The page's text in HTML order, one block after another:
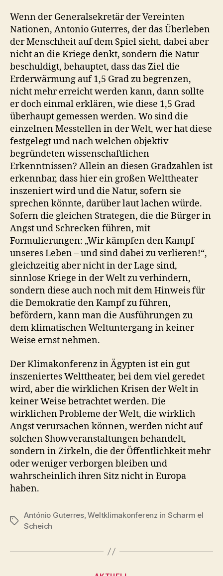
Wenn der Generalsekretär der Vereinten
Nationen, Antonio Guterres, der das Überleben
der Menschheit auf dem Spiel sieht, dabei aber
nicht an die Kriege denkt, sondern die Natur
beschuldigt, behauptet, dass das Ziel die
Erderwärmung auf 1,5 Grad zu begrenzen,
nicht mehr erreicht werden kann, dann sollte
er doch einmal erklären, wie diese 1,5 Grad
überhaupt gemessen werden. Wo sind die
einzelnen Messtellen in der Welt, wer hat diese
festgelegt und nach welchen objektiv
begründeten wissenschaftlichen
Erkenntnissen? Allein an diesen Gradzahlen ist
erkennbar, dass hier ein großen Welttheater
inszeniert wird und die Natur, sofern sie
sprechen könnte, darüber laut lachen würde.
Sofern die gleichen Strategen, die die Bürger in
Angst und Schrecken führen, mit
Formulierungen: „Wir kämpfen den Kampf
unseres Leben – und sind dabei zu verlieren!“,
gleichzeitig aber nicht in der Lage sind,
sinnlose Kriege in der Welt zu verhindern,
sondern diese auch noch mit dem Hinweis für
die Demokratie den Kampf zu führen,
befördern, kann man die Ausführungen zu
dem klimatischen Weltuntergang in keiner
Weise ernst nehmen.
Der Klimakonferenz in Ägypten ist ein gut
inszeniertes Welttheater, bei dem viel geredet
wird, aber die wirklichen Krisen der Welt in
keiner Weise betrachtet werden. Die
wirklichen Probleme der Welt, die wirklich
Angst verursachen können, werden nicht auf
solchen Showveranstaltungen behandelt,
sondern in Zirkeln, die der Öffentlichkeit mehr
oder weniger verborgen bleiben und
wahrscheinlich ihren Sitz nicht in Europa
haben.
Schlagwörter
António Guterres,Weltklimakonferenz in Scharm el
Scheich